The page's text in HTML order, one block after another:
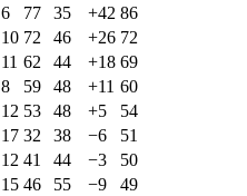
6 77 35 +42 86
10 72 46 +26 72
11 62 44 +18 69
8 59 48 +11 60
12 53 48 +5
54
17 32 38 −6
51
12 41 44 −3
50
15 46 55 −9
49